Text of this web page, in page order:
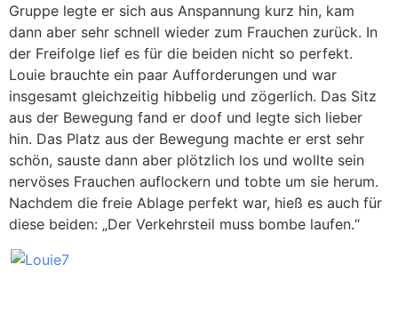
Gruppe legte er sich aus Anspannung kurz hin, kam
dann aber sehr schnell wieder zum Frauchen zurück. In
der Freifolge lief es für die beiden nicht so perfekt.
Louie brauchte ein paar Aufforderungen und war
insgesamt gleichzeitig hibbelig und zögerlich. Das Sitz
aus der Bewegung fand er doof und legte sich lieber
hin. Das Platz aus der Bewegung machte er erst sehr
schön, sauste dann aber plötzlich los und wollte sein
nervöses Frauchen auflockern und tobte um sie herum.
Nachdem die freie Ablage perfekt war, hieß es auch für
diese beiden: „Der Verkehrsteil muss bombe laufen.“